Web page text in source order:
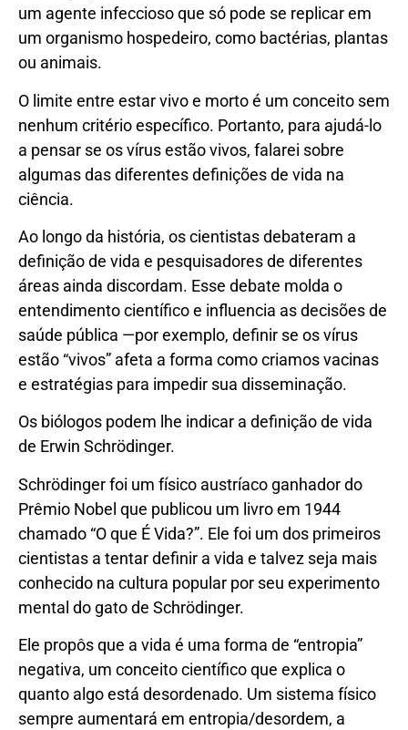
um agente infeccioso que só pode se replicar em
um organismo hospedeiro, como bactérias, plantas
ou animais.
O limite entre estar vivo e morto é um conceito sem
nenhum critério específico. Portanto, para ajudá-lo
a pensar se os vírus estão vivos, falarei sobre
algumas das diferentes definições de vida na
ciência.
Ao longo da história, os cientistas debateram a
definição de vida e pesquisadores de diferentes
áreas ainda discordam. Esse debate molda o
entendimento científico e influencia as decisões de
saúde pública —por exemplo, definir se os vírus
estão “vivos” afeta a forma como criamos vacinas
e estratégias para impedir sua disseminação.
Os biólogos podem lhe indicar a definição de vida
de Erwin Schrödinger.
Schrödinger foi um físico austríaco ganhador do
Prêmio Nobel que publicou um livro em 1944
chamado “O que É Vida?”. Ele foi um dos primeiros
cientistas a tentar definir a vida e talvez seja mais
conhecido na cultura popular por seu experimento
mental do gato de Schrödinger.
Ele propôs que a vida é uma forma de “entropia”
negativa, um conceito científico que explica o
quanto algo está desordenado. Um sistema físico
sempre aumentará em entropia/desordem, a